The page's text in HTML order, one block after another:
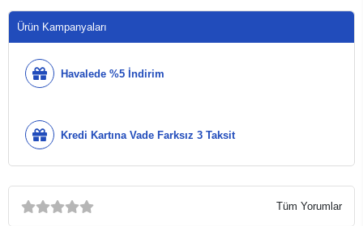
Ürün Kampanyaları
Havalede %5 İndirim
Kredi Kartına Vade Farksız 3 Taksit
Tüm Yorumlar